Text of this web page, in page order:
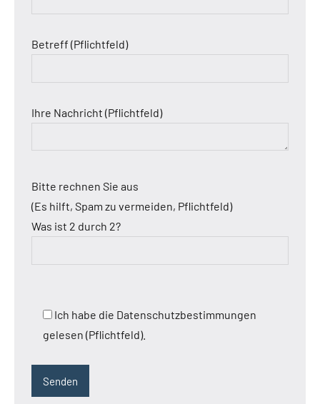
Betreff (Pflichtfeld)
Ihre Nachricht (Pflichtfeld)
Bitte rechnen Sie aus
(Es hilft, Spam zu vermeiden, Pflichtfeld)
Was ist 2 durch 2?
Ich habe die Datenschutzbestimmungen
gelesen (Pflichtfeld).